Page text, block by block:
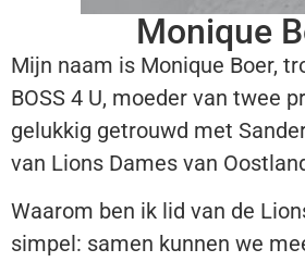
Monique
Mijn naam is Monique Boer,
BOSS 4 U, moeder van twee
gelukkig getrouwd met
van Lions Dames van
Waarom ben ik lid van de
simpel: samen kunnen we